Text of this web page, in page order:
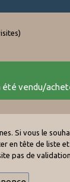
vendu/
Si vous le
en tête de liste
pas de